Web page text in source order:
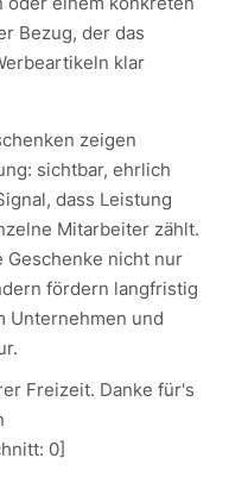
Bezug, der das
klar
zeigen
sichtbar, ehrlich
dass Leistung
Mitarbeiter zählt.
Geschenke nicht nur
fördern langfristig
Unternehmen und
Freizeit. Danke für's
0]